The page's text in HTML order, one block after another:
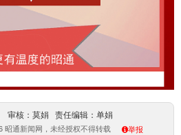
审核：莫娟 责任编辑：单娟
昭通新闻网，未经授权不得转载 举报